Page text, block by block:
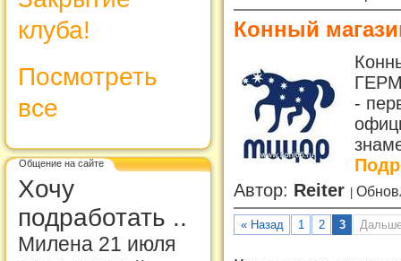
клуба!
Посмотреть
все
Общение на сайте
Хочу
подработать ..
Милена 21 июля
Конный
-
Автор: Reiter
« Назад 1 2 3